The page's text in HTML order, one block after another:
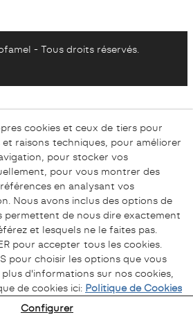
- Tous droits réservés.
cookies et ceux de tiers pour
et raisons techniques, pour améliorer
pour stocker vos
pour vous montrer des
en analysant vos
Nous avons inclus des options de
de nous dire exactement
et lesquels ne le faites pas.
pour accepter tous les cookies.
pour choisir les options que vous
d'informations sur nos cookies,
de cookies ici: Politique de Cookies
Configurer